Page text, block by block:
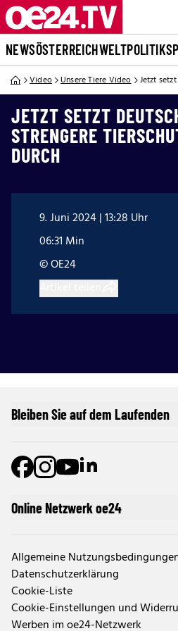
NEWSÖSTERREICHWELTPOLITIK
Video Unsere Tiere Video Jetzt
JETZT SETZT
STRENGERE
DURCH
9. Juni 2024 | 13:28 Uhr
06:31 Min
© OE24
Online Netzwerk oe24
Allgemeine
Datenschutzerklärung
Cookie-Liste
Cookie-Einstellungen und
Werben im oe24-Netzwerk
Bleiben Sie auf dem Laufenden